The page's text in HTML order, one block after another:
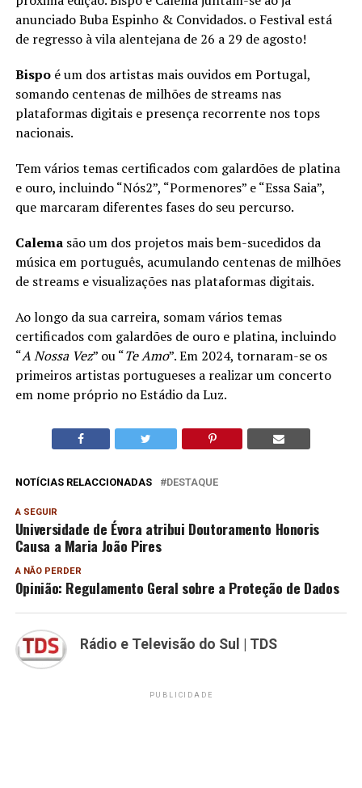
anunciado Buba Espinho & Convidados. o Festival está
de regresso à vila alentejana de 26 a 29 de agosto!
Bispo é um dos artistas mais ouvidos em Portugal,
somando centenas de milhões de streams nas
plataformas digitais e presença recorrente nos tops
nacionais.
Tem vários temas certificados com galardões de platina
e ouro, incluindo “Nós2”, “Pormenores” e “Essa Saia”,
que marcaram diferentes fases do seu percurso.
Calema são um dos projetos mais bem-sucedidos da
música em português, acumulando centenas de milhões
de streams e visualizações nas plataformas digitais.
Ao longo da sua carreira, somam vários temas
certificados com galardões de ouro e platina, incluindo
“A Nossa Vez” ou “Te Amo”. Em 2024, tornaram-se os
primeiros artistas portugueses a realizar um concerto
em nome próprio no Estádio da Luz.
NOTÍCIAS RELACCIONADAS DESTAQUE
A SEGUIR
Universidade de Évora atribui Doutoramento Honoris
Causa a Maria João Pires
A NÃO PERDER
Opinião: Regulamento Geral sobre a Proteção de Dados
Rádio e Televisão do Sul | TDS
PUBLICIDADE